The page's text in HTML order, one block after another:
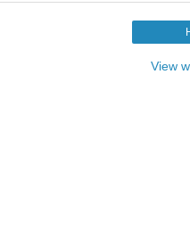
View